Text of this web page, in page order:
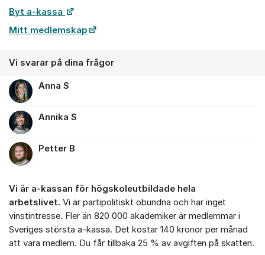
Byt a-kassa
Mitt medlemskap
Vi svarar på dina frågor
Anna S
Annika S
Petter B
Vi är a-kassan för högskoleutbildade hela
arbetslivet. Vi är partipolitiskt obundna och har inget
vinstintresse. Fler än 820 000 akademiker är medlemmar i
Sveriges största a-kassa. Det kostar 140 kronor per månad
att vara medlem. Du får tillbaka 25 % av avgiften på skatten.